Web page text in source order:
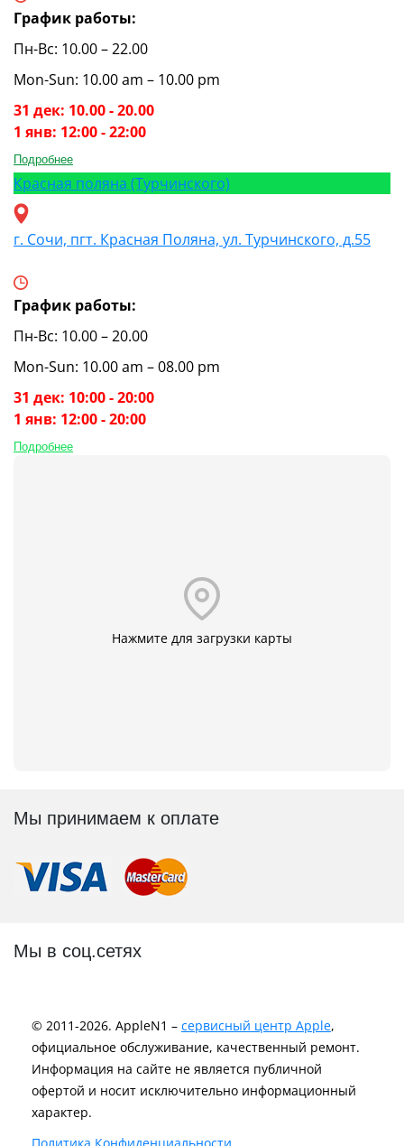
График работы:
Пн-Вс: 10.00 – 22.00
Mon-Sun: 10.00 am – 10.00 pm
31 дек: 10.00 - 20.00
1 янв: 12:00 - 22:00
Подробнее
Красная поляна (Турчинского)
г. Сочи, пгт. Красная Поляна, ул. Турчинского, д.55
График работы:
Пн-Вс: 10.00 – 20.00
Mon-Sun: 10.00 am – 08.00 pm
31 дек: 10:00 - 20:00
1 янв: 12:00 - 20:00
Подробнее
Нажмите для загрузки карты
Мы принимаем к оплате
Мы в соц.сетях
© 2011-2026. AppleN1 – сервисный центр Apple,
официальное обслуживание, качественный ремонт.
Информация на сайте не является публичной
офертой и носит исключительно информационный
характер.
Политика Конфиденциальности